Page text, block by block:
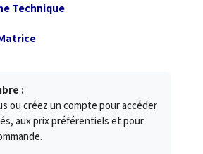
Technique
:
ou créez un compte pour accéder
aux prix préférentiels et pour